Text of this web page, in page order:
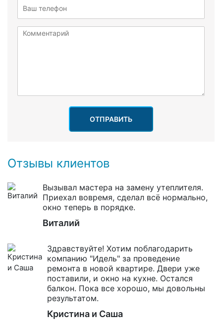
ОТПРАВИТЬ
Отзывы клиентов
Вызывал мастера на замену утеплителя.
Приехал вовремя, сделал всё нормально,
окно теперь в порядке.
Виталий
Здравствуйте! Хотим поблагодарить
компанию "Идель" за проведение
ремонта в новой квартире. Двери уже
поставили, и окно на кухне. Остался
балкон. Пока все хорошо, мы довольны
результатом.
Кристина и Саша